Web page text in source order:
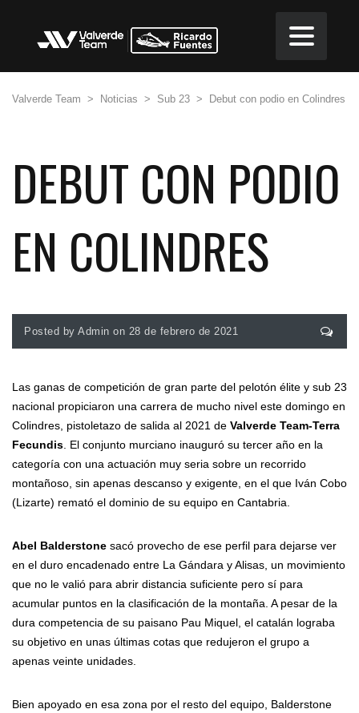
Valverde Team > Noticias > Sub 23 > Debut con podio en Colindres
DEBUT CON PODIO
EN COLINDRES
Posted by Admin on 28 de febrero de 2021
Las ganas de competición de gran parte del pelotón élite y sub 23
nacional propiciaron una carrera de mucho nivel este domingo en
Colindres, pistoletazo de salida al 2021 de Valverde Team-Terra
Fecundis . El conjunto murciano inauguró su tercer año en la
categoría con una actuación muy seria sobre un recorrido
montañoso, sin apenas descanso y exigente, en el que Iván Cobo
(Lizarte) remató el dominio de su equipo en Cantabria.
Abel Balderstone sacó provecho de ese perfil para dejarse ver
en el duro encadenado entre La Gándara y Alisas, un movimiento
que no le valió para abrir distancia suficiente pero sí para
acumular puntos en la clasificación de la montaña. A pesar de la
dura competencia de su paisano Pau Miquel, el catalán lograba
su objetivo en unas últimas cotas que redujeron el grupo a
apenas veinte unidades.
Bien apoyado en esa zona por el resto del equipo, Balderstone